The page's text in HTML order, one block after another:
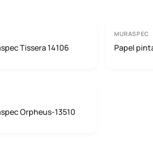
Tissera 14106
MURASPEC
Papel
Orpheus-13510